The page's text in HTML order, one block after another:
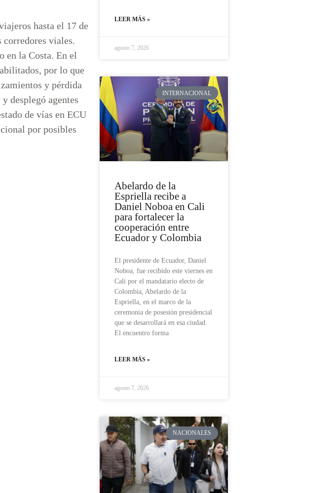
hasta el 17 de
corredores viales.
en la Costa. En el
por lo que
y pérdida
desplegó agentes
de vías en ECU
por posibles
LEER MÁS »
agosto 7, 2026
INTERNACIONAL
Abelardo de la
Espriella recibe a
Daniel Noboa en Cali
para fortalecer la
cooperación entre
Ecuador y Colombia
El presidente de Ecuador, Daniel
Noboa, fue recibido este viernes en
Cali por el mandatario electo de
Colombia, Abelardo de la
Espriella, en el marco de la
ceremonia de posesión presidencial
que se desarrollará en esa ciudad.
El encuentro forma
LEER MÁS »
agosto 7, 2026
NACIONALES